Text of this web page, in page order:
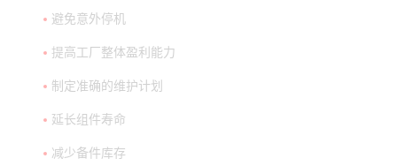
避免意外停机
提高工厂整体盈利能力
制定准确的维护计划
延长组件寿命
减少备件库存